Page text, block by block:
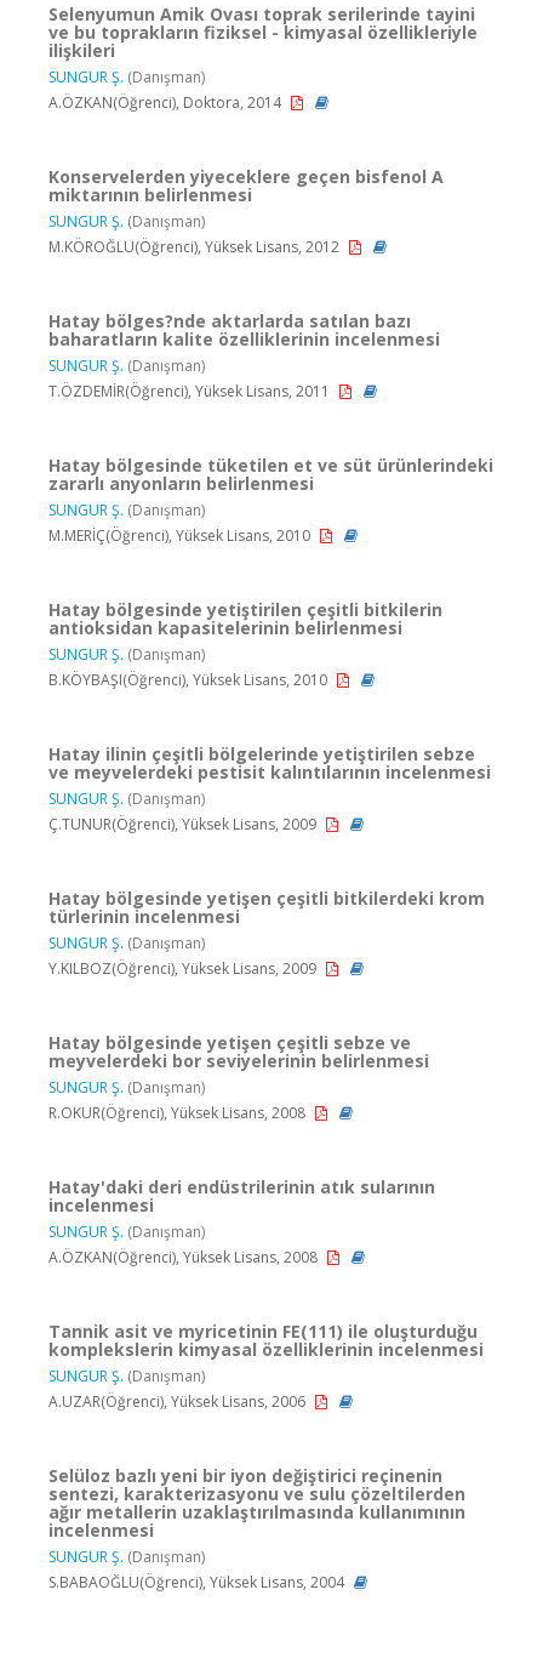
Selenyumun Amik Ovası toprak serilerinde tayini
ve bu toprakların fiziksel - kimyasal özellikleriyle
ilişkileri
SUNGUR Ş. (Danışman)
A.ÖZKAN(Öğrenci), Doktora, 2014
Konservelerden yiyeceklere geçen bisfenol A
miktarının belirlenmesi
SUNGUR Ş. (Danışman)
M.KÖROĞLU(Öğrenci), Yüksek Lisans, 2012
Hatay bölges?nde aktarlarda satılan bazı
baharatların kalite özelliklerinin incelenmesi
SUNGUR Ş. (Danışman)
T.ÖZDEMİR(Öğrenci), Yüksek Lisans, 2011
Hatay bölgesinde tüketilen et ve süt ürünlerindeki
zararlı anyonların belirlenmesi
SUNGUR Ş. (Danışman)
M.MERİÇ(Öğrenci), Yüksek Lisans, 2010
Hatay bölgesinde yetiştirilen çeşitli bitkilerin
antioksidan kapasitelerinin belirlenmesi
SUNGUR Ş. (Danışman)
B.KÖYBAŞI(Öğrenci), Yüksek Lisans, 2010
Hatay ilinin çeşitli bölgelerinde yetiştirilen sebze
ve meyvelerdeki pestisit kalıntılarının incelenmesi
SUNGUR Ş. (Danışman)
Ç.TUNUR(Öğrenci), Yüksek Lisans, 2009
Hatay bölgesinde yetişen çeşitli bitkilerdeki krom
türlerinin incelenmesi
SUNGUR Ş. (Danışman)
Y.KILBOZ(Öğrenci), Yüksek Lisans, 2009
Hatay bölgesinde yetişen çeşitli sebze ve
meyvelerdeki bor seviyelerinin belirlenmesi
SUNGUR Ş. (Danışman)
R.OKUR(Öğrenci), Yüksek Lisans, 2008
Hatay'daki deri endüstrilerinin atık sularının
incelenmesi
SUNGUR Ş. (Danışman)
A.ÖZKAN(Öğrenci), Yüksek Lisans, 2008
Tannik asit ve myricetinin FE(111) ile oluşturduğu
komplekslerin kimyasal özelliklerinin incelenmesi
SUNGUR Ş. (Danışman)
A.UZAR(Öğrenci), Yüksek Lisans, 2006
Selüloz bazlı yeni bir iyon değiştirici reçinenin
sentezi, karakterizasyonu ve sulu çözeltilerden
ağır metallerin uzaklaştırılmasında kullanımının
incelenmesi
SUNGUR Ş. (Danışman)
S.BABAOĞLU(Öğrenci), Yüksek Lisans, 2004